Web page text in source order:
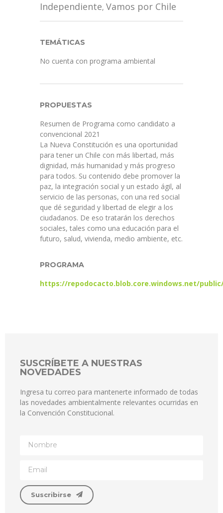
Independiente, Vamos por Chile
TEMÁTICAS
No cuenta con programa ambiental
PROPUESTAS
Resumen de Programa como candidato a
convencional 2021
La Nueva Constitución es una oportunidad
para tener un Chile con más libertad, más
dignidad, más humanidad y más progreso
para todos. Su contenido debe promover la
paz, la integración social y un estado ágil, al
servicio de las personas, con una red social
que dé seguridad y libertad de elegir a los
ciudadanos. De eso tratarán los derechos
sociales, tales como una educación para el
futuro, salud, vivienda, medio ambiente, etc.
PROGRAMA
https://repodocacto.blob.core.windows.net/public/
SUSCRÍBETE A NUESTRAS
NOVEDADES
Ingresa tu correo para mantenerte informado de todas
las novedades ambientalmente relevantes ocurridas en
la Convención Constitucional.
Suscribirse